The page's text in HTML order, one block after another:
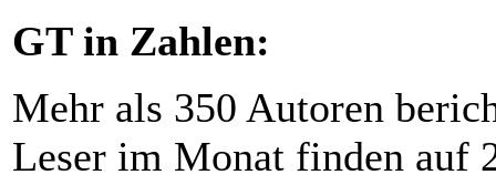
GT in Zahlen:
Mehr als 350 Autoren
Leser im Monat finden auf